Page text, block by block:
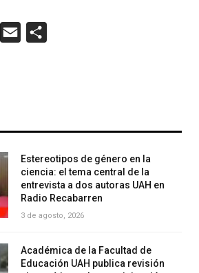
LinkedInEmail
Estereotipos de género en la
ciencia: el tema central de la
entrevista a dos autoras UAH en
Radio Recabarren
3 de agosto, 2026
Académica de la Facultad de
Educación UAH publica revisión